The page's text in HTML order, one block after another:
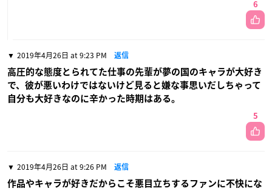
6
2019年4月26日 at 9:23 PM 返信
高圧的な態度とられてた仕事の先輩が夢の国のキャラが大好き
で、彼が悪いわけではないけど見ると嫌な事思いだしちゃって
自分も大好きなのに辛かった時期はある。
5
2019年4月26日 at 9:26 PM 返信
作品やキャラが好きだからこそ悪目立ちするファンに不快にな